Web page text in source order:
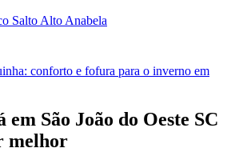
Salto Alto Anabela
conforto e fofura para o inverno em
em São João do Oeste SC
melhor